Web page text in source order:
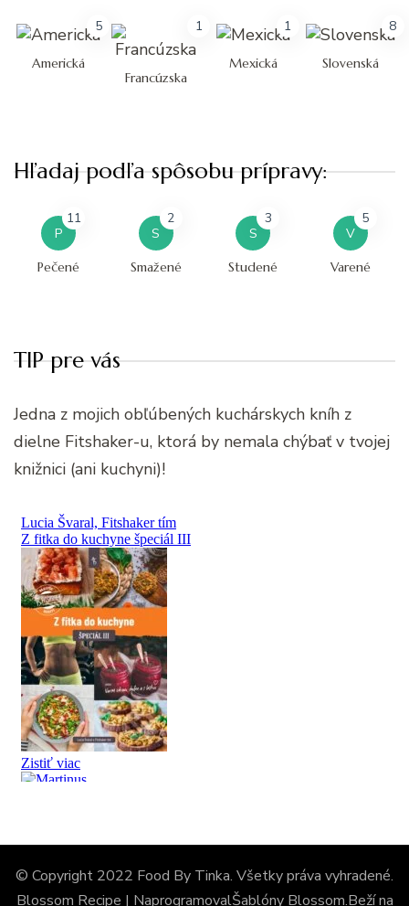
5
Americká
1
Francúzska
1
Mexická
8
Slovenská
Hľadaj podľa spôsobu prípravy:
P
11
Pečené
S
2
Smažené
S
3
Studené
V
5
Varené
TIP pre vás
Jedna z mojich obľúbených kuchárskych kníh z
dielne Fitshaker-u, ktorá by nemala chýbať v tvojej
knižnici (ani kuchyni)!
© Copyright 2022 Food By Tinka. Všetky práva vyhradené.
Blossom Recipe | NaprogramovalŠablóny Blossom.Beží na